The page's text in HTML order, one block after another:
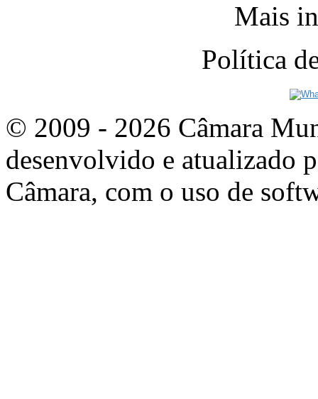
Mais
Política
© 2009 - 2026 Câmara
desenvolvido e atualizado
Câmara, com o uso de